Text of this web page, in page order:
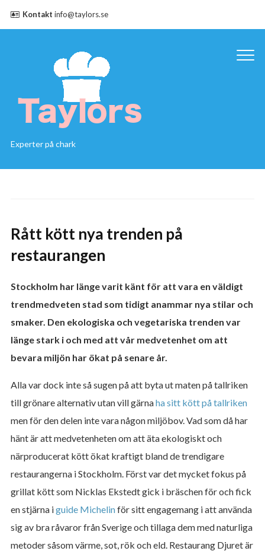
Kontakt info@taylors.se
Experter på chark
Rått kött nya trenden på
restaurangen
Stockholm har länge varit känt för att vara en väldigt
trendmedveten stad som tidigt anammar nya stilar och
smaker. Den ekologiska och vegetariska trenden var
länge stark i och med att vår medvetenhet om att
bevara miljön har ökat på senare år.
Alla var dock inte så sugen på att byta ut maten på tallriken
till grönare alternativ utan vill gärnaha sitt kött på tallriken
men för den delen inte vara någon miljöbov. Vad som då har
hänt är att medvetenheten om att äta ekologiskt och
närproducerat kött ökat kraftigt bland de trendigare
restaurangerna i Stockholm. Först var det mycket fokus på
grillat kött som Nicklas Ekstedt gick i bräschen för och fick
en stjärna iguide Michelinför sitt engagemang i att använda
sig av bra råvaror från Sverige och tillaga dem med naturliga
metoder såsom värme, sot, rök och eld. Restaurang Djuret är